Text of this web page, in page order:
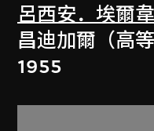
呂西安．埃爾韋
昌迪加爾（高等
1955